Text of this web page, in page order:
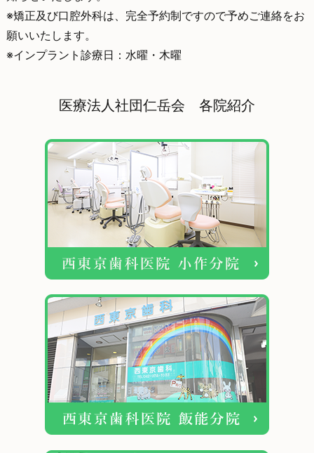
※矯正及び口腔外科は、完全予約制ですので予めご連絡をお
願いいたします。
※インプラント診療日：水曜・木曜
医療法人社団仁岳会 各院紹介